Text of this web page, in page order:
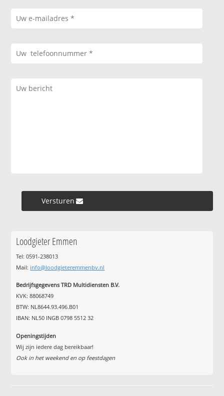
Versturen »
Loodgieter Emmen
Tel: 0591-238013
Mail: info@loodgieteremmenbv.nl
Bedrijfsgegevens TRD Multidiensten B.V.
KVK: 88068749
BTW: NL8644.93.496.B01
IBAN: NL50 INGB 0798 5512 32
Openingstijden
Wij zijn iedere dag bereikbaar!
Ook in het weekend en op feestdagen